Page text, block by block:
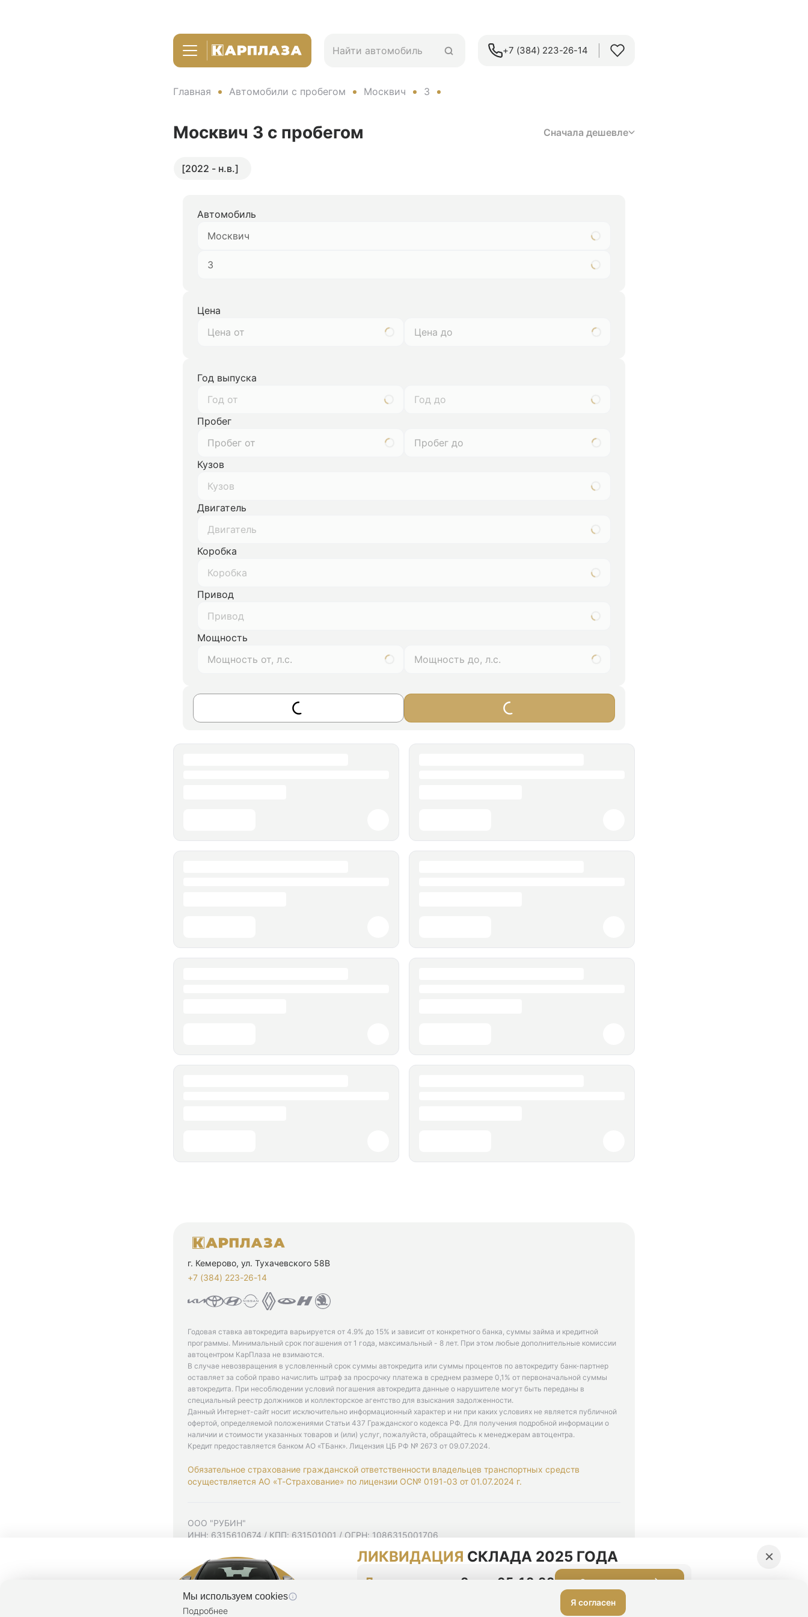
+7 (384) 223-26-14‬
Главная Автомобили с пробегом Москвич 3
Москвич 3 с пробегом Сначала дешевле
[2022 - н.в.]
Автомобиль
Москвич
3
Цена
Год выпуска
Год от
Год до
Пробег
Кузов
Кузов
Двигатель
Двигатель
Коробка
Коробка
Привод
Привод
Мощность
г. Кемерово, ул. Тухачевского 58В
+7 (384) 223-26-14‬
Годовая ставка автокредита варьируется от 4.9% до 15% и зависит от конкретного банка, суммы займа и кредитной
программы. Минимальный срок погашения от 1 года, максимальный - 8 лет. При этом любые дополнительные комиссии
автоцентром КарПлаза не взимаются.
В случае невозвращения в условленный срок суммы автокредита или суммы процентов по автокредиту банк-партнер
оставляет за собой право начислить штраф за просрочку платежа в среднем размере 0,1% от первоначальной суммы
автокредита. При несоблюдении условий погашения автокредита данные о нарушителе могут быть переданы в
специальный реестр должников и коллекторское агентство для взыскания задолженности.
Данный Интернет-сайт носит исключительно информационный характер и ни при каких условиях не является публичной
офертой, определяемой положениями Статьи 437 Гражданского кодекса РФ. Для получения подробной информации о
наличии и стоимости указанных товаров и (или) услуг, пожалуйста, обращайтесь к менеджерам автоцентра.
Кредит предоставляется банком АО «ТБанк». Лицензия ЦБ РФ № 2673 от 09.07.2024.
Обязательное страхование гражданской ответственности владельцев транспортных средств
осуществляется АО «Т-Страхование» по лицензии ОС№ 0191-03 от 01.07.2024 г.
ООО "РУБИН"
ИНН: 6315610674 / КПП: 631501001 / ОГРН: 1086315001706
Согласие на рекламную рассылку
Политика конфиденциальности
Мы используем cookies
Подробнее
Я согласен
ЛИКВИДАЦИЯ СКЛАДА 2025 ГОДА
До конца акции 2 дня 05:12:33 Оставить заявку
×